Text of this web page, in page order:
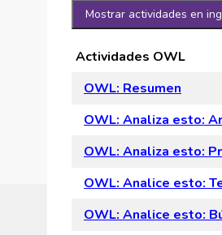
Mostrar actividades en
Actividades OWL
OWL: Resumen
OWL: Analiza esto:
OWL: Analiza esto:
OWL: Analice esto:
OWL: Analice esto: